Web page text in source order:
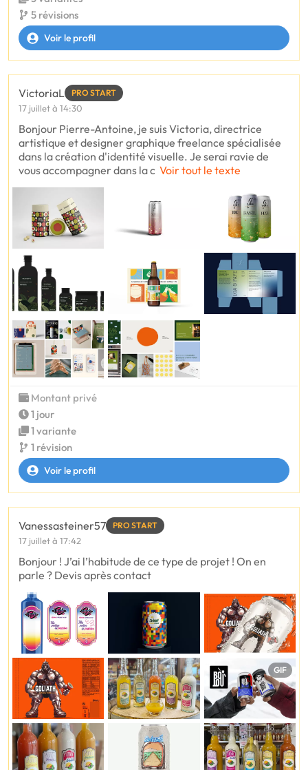
5 révisions
Voir le profil
VictoriaL PRO START
17 juillet à 14:30
Bonjour Pierre-Antoine, je suis Victoria, directrice
artistique et designer graphique freelance spécialisée
dans la création d'identité visuelle. Je serai ravie de
vous accompagner dans la c Voir tout le texte
Montant privé
1 jour
1 variante
1 révision
Voir le profil
Vanessasteiner57 PRO START
17 juillet à 17:42
Bonjour ! J’ai l’habitude de ce type de projet ! On en
parle ? Devis après contact
GIF